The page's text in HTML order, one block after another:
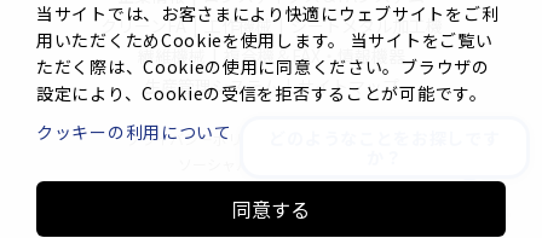
クリーンFA | 工作機械 | シートメタル加工機
繊維機械 | 複合機＆FAX・情報機器
生産管理システム | サイトマップ
プライバシーポリシー
Innovation. Mark the turning point.
当サイトでは、お客さまにより快適にウェブサイトをご利
用いただくためCookieを使用します。 当サイトをご覧い
ただく際は、Cookieの使用に同意ください。ブラウザの
設定により、Cookieの受信を拒否することが可能です。
クッキーの利用について
同意する